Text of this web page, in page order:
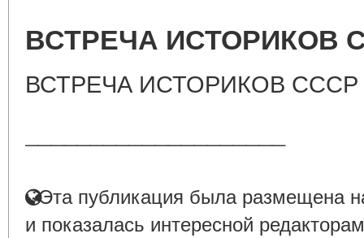
ВСТРЕЧА ИСТОРИКОВ
ВСТРЕЧА ИСТОРИКОВ
Эта публикация была размещена
и показалась интересной